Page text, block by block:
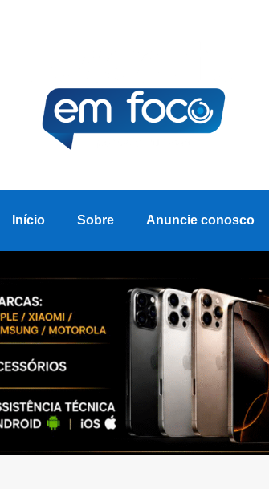
Início Sobre Anuncie conosco